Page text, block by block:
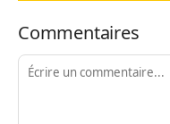
Commentaires